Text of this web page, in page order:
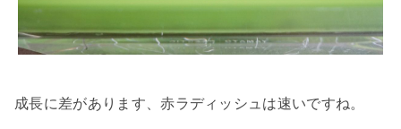
成長に差があります、赤ラディッシュは速いですね。